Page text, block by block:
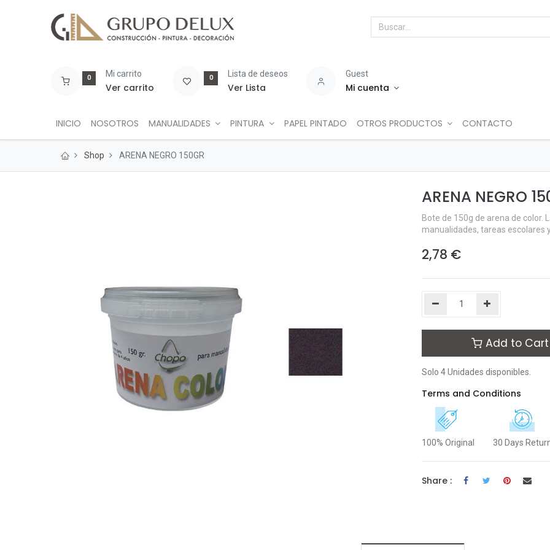
0 Mi carrito
Ver carrito
0 Lista de deseos
Ver Lista
Guest
Mi cuenta
INICIO NOSOTROS MANUALIDADES PINTURA PAPEL PINTADO OTROS PRODUCTOS CONTACTO
Shop ARENA NEGRO 150GR
ARENA NEGRO
Bote de 150g de arena de color.
manualidades, tareas escolares
2,78 €
Add to Cart
Solo 4 Unidades disponibles.
Terms and Conditions
100% Original 30 Days
Share :